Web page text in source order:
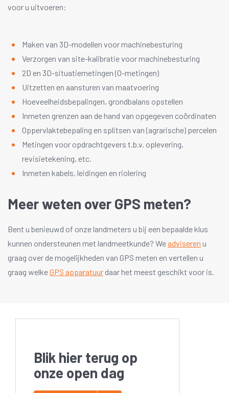
voor u uitvoeren:
Maken van 3D-modellen voor machinebesturing
Verzorgen van site-kalibratie voor machinebesturing
2D en 3D-situatiemetingen (0-metingen)
Uitzetten en aansturen van maatvoering
Hoeveelheidsbepalingen, grondbalans opstellen
Inmeten grenzen aan de hand van opgegeven coördinaten
Oppervlaktebepaling en splitsen van (agrarische) percelen
Metingen voor opdrachtgevers t.b.v. oplevering,
revisietekening, etc.
Inmeten kabels, leidingen en riolering
Meer weten over GPS meten?
Bent u benieuwd of onze landmeters u bij een bepaalde klus
kunnen ondersteunen met landmeetkunde? Weadviseren u
graag over de mogelijkheden van GPS meten en vertellen u
graag welkeGPS apparatuur daar het meest geschikt voor is.
Blik hier terug op
onze open dag